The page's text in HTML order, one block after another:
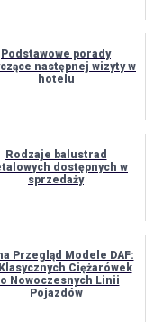
Podstawowe porady
następnej wizyty w
hotelu
Rodzaje balustrad
dostępnych w
sprzedaży
Przegląd Modele DAF:
Ciężarówek
Nowoczesnych Linii
Pojazdów